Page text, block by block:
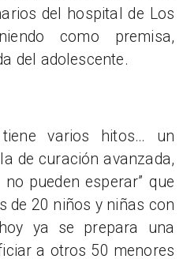
del hospital de Los
como premisa,
del adolescente.
varios hitos… un
de curación avanzada,
pueden esperar” que
de 20 niños y niñas con
ya se prepara una
a otros 50 menores